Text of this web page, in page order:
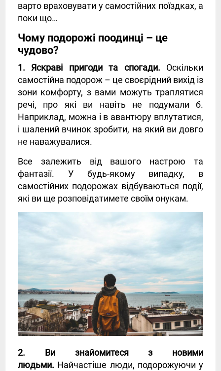
варто враховувати у самостійних поїздках, а
поки що…
Чому подорожі поодинці – це
чудово?
1. Яскраві пригоди та спогади. Оскільки
самостійна подорож – це своєрідний вихід із
зони комфорту, з вами можуть траплятися
речі, про які ви навіть не подумали б.
Наприклад, можна і в авантюру вплутатися,
і шалений вчинок зробити, на який ви довго
не наважувалися.
Все залежить від вашого настрою та
фантазії. У будь-якому випадку, в
самостійних подорожах відбуваються події,
які ви ще розповідатимете своїм онукам.
2. Ви знайомитеся з новими
людьми. Найчастіше люди, подорожуючи у